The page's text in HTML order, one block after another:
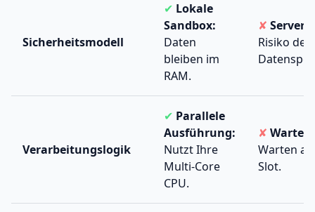
Sicherheitsmodell
✔ Lokale
Sandbox:
Daten
bleiben im
RAM.
✘ Server-
Risiko der
Verarbeitungslogik
✔ Parallele
Ausführung:
Nutzt Ihre
Multi-Core
CPU.
✘
Warten
Slot.